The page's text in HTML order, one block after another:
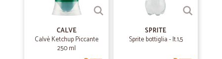
CALVE
Calvè Ketchup Piccante
250 ml
SPRITE
Sprite bottiglia - lt.1,5